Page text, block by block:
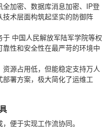
全加密、数据库消息加密、IP登
术层面构筑起坚实的防御阵
于 中国人民解放军陆军学院等权
性和安全性在最严苛的环境中
资源占用低，但能稳定支持万人
署方案，极大简化了运维工
便于实现工作流协同。